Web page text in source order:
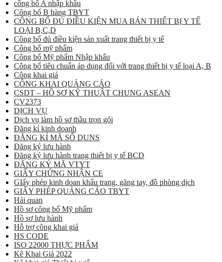
công bố A nhập khẩu
Công bố B hàng TBYT
CÔNG BỐ ĐỦ ĐIỀU KIỆN MUA BÁN THIẾT BỊ Y TẾ
LOẠI B,C,D
Công bố đủ điều kiện sản xuất trang thiết bị y tế
Công bố mỹ phẩm
Công bố Mỹ phẩm Nhập khẩu
Công bố tiêu chuẩn áp dụng đối với trang thiết bị y tế loại A, B
Công khai giá
CÔNG KHAI QUẢNG CÁO
CSDT – HỒ SƠ KỸ THUẬT CHUNG ASEAN
CV2373
DỊCH VỤ
Dịch vụ làm hồ sơ thầu trọn gói
Đăng kí kinh doanh
ĐĂNG KÍ MÃ SỐ DUNS
Đăng ký lưu hành
Đăng ký lưu hành trang thiết bị y tế BCD
ĐĂNG KÝ MÃ VTYT
GIẤY CHỨNG NHẬN CE
GIấy phép kinh doan khẩu trang, găng tay, đồ phòng dịch
GIẤY PHÉP QUẢNG CÁO TBYT
Hải quan
Hồ sơ công bố Mỹ phẩm
Hồ sơ lưu hành
Hỗ trợ công khai giá
HS CODE
ISO 22000 THỰC PHẨM
Kê Khai Giá 2022